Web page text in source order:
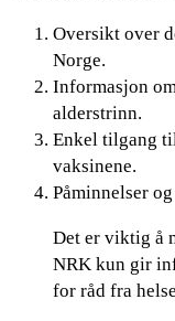
Oversikt over
Norge.
Informasjon
alderstrinn.
Enkel tilgang
vaksinene.
Påminnelser
Det er viktig å
NRK kun gir
for råd fra